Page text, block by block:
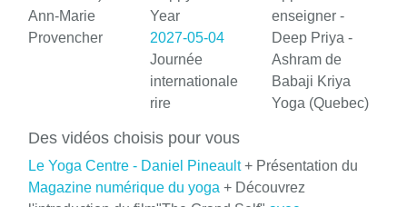
Ann-Marie
Provencher
Year
2027-05-04
Journée
internationale
rire
enseigner -
Deep Priya -
Ashram de
Babaji Kriya
Yoga (Quebec)
Des vidéos choisis pour vous
Le Yoga Centre - Daniel Pineault+ Présentation du
Magazine numérique du yoga + Découvrez